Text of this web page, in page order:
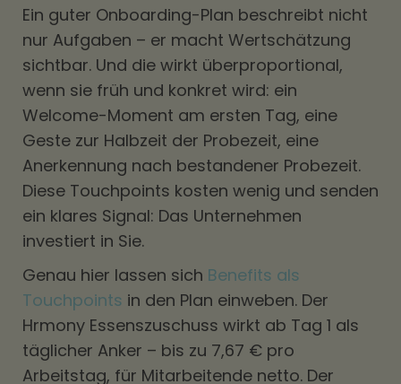
Ein guter Onboarding-Plan beschreibt nicht
nur Aufgaben – er macht Wertschätzung
sichtbar. Und die wirkt überproportional,
wenn sie früh und konkret wird: ein
Welcome-Moment am ersten Tag, eine
Geste zur Halbzeit der Probezeit, eine
Anerkennung nach bestandener Probezeit.
Diese Touchpoints kosten wenig und senden
ein klares Signal: Das Unternehmen
investiert in Sie.
Genau hier lassen sich Benefits als
Touchpoints in den Plan einweben. Der
Hrmony Essenszuschuss wirkt ab Tag 1 als
täglicher Anker – bis zu 7,67 € pro
Arbeitstag, für Mitarbeitende netto. Der